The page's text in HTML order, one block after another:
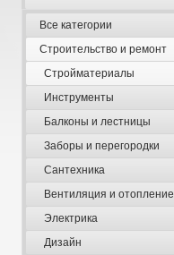
Все категории
Строительство и ремонт
Стройматериалы
Инструменты
Балконы и лестницы
Заборы и перегородки
Сантехника
Вентиляция и отопление
Электрика
Дизайн